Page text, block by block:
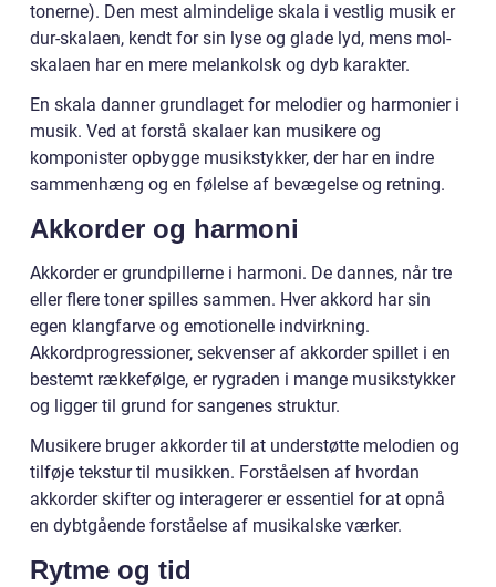
tonerne). Den mest almindelige skala i vestlig musik er
dur-skalaen, kendt for sin lyse og glade lyd, mens mol-
skalaen har en mere melankolsk og dyb karakter.
En skala danner grundlaget for melodier og harmonier i
musik. Ved at forstå skalaer kan musikere og
komponister opbygge musikstykker, der har en indre
sammenhæng og en følelse af bevægelse og retning.
Akkorder og harmoni
Akkorder er grundpillerne i harmoni. De dannes, når tre
eller flere toner spilles sammen. Hver akkord har sin
egen klangfarve og emotionelle indvirkning.
Akkordprogressioner, sekvenser af akkorder spillet i en
bestemt rækkefølge, er rygraden i mange musikstykker
og ligger til grund for sangenes struktur.
Musikere bruger akkorder til at understøtte melodien og
tilføje tekstur til musikken. Forståelsen af hvordan
akkorder skifter og interagerer er essentiel for at opnå
en dybtgående forståelse af musikalske værker.
Rytme og tid